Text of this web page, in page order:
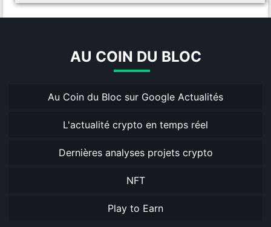
AU COIN DU BLOC
Au Coin du Bloc sur Google Actualités
L'actualité crypto en temps réel
Dernières analyses projets crypto
NFT
Play to Earn